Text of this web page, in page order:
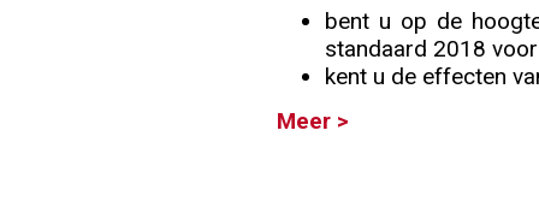
bent u op de
standaard 2018
kent u de effecten
Meer >